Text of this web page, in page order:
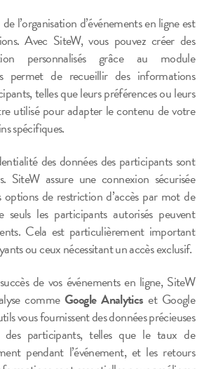
l’organisation d’événements en ligne est
Avec SiteW, vous pouvez créer des
personnalisés grâce au module
permet de recueillir des informations
telles que leurs préférences ou leurs
utilisé pour adapter le contenu de votre
spécifiques.
des données des participants sont
SiteW assure une connexion sécurisée
de restriction d’accès par mot de
seuls les participants autorisés peuvent
Cela est particulièrement important
ou ceux nécessitant un accès exclusif.
de vos événements en ligne, SiteW
commeGoogle Analytics et Google
vous fournissent des données précieuses
participants, telles que le taux de
pendant l’événement, et les retours